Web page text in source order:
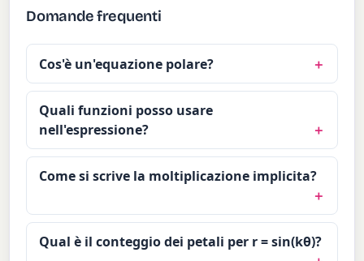
Domande frequenti
Cos'è un'equazione polare?
Quali funzioni posso usare
nell'espressione?
Come si scrive la moltiplicazione implicita?
Qual è il conteggio dei petali per r = sin(kθ)?